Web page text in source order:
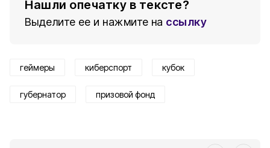
Нашли опечатку в тексте?
Выделите ее и нажмите на ссылку
геймеры киберспорт кубок
губернатор призовой фонд